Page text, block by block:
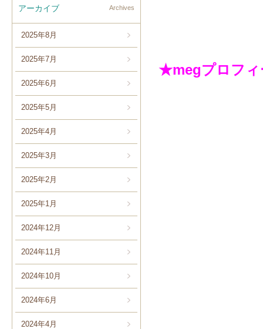
アーカイブ Archives
2025年8月
2025年7月
2025年6月
2025年5月
2025年4月
2025年3月
2025年2月
2025年1月
2024年12月
2024年11月
2024年10月
2024年6月
2024年4月
★megプロフ